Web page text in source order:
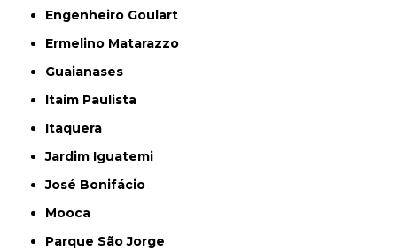
Engenheiro Goulart
Ermelino Matarazzo
Guaianases
Itaim Paulista
Itaquera
Jardim Iguatemi
José Bonifácio
Mooca
Parque São Jorge